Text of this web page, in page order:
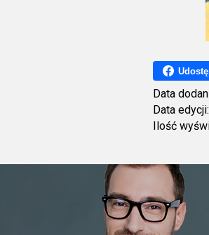
Data
Data
Ilość